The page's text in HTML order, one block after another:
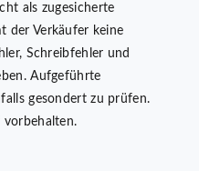
als zugesicherte
der Verkäufer keine
Schreibfehler und
Aufgeführte
gesondert zu prüfen.
vorbehalten.